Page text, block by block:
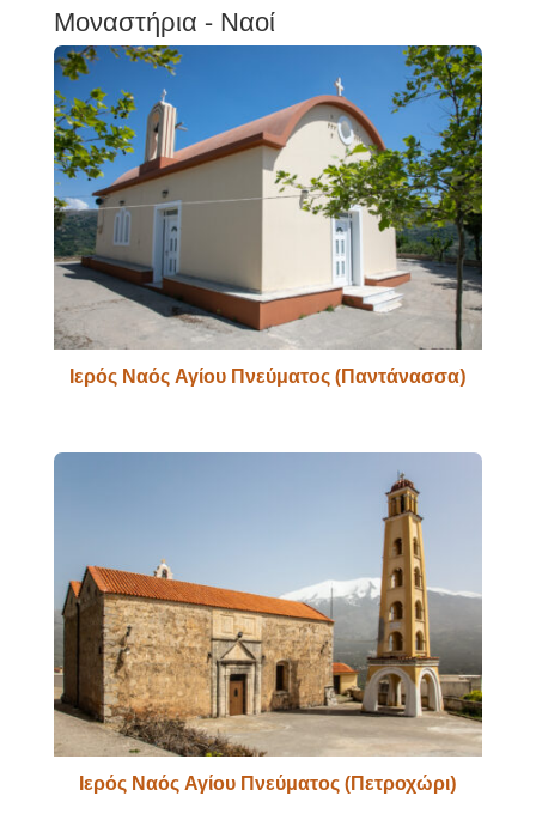
Μοναστήρια - Ναοί
Ιερός Ναός Αγίου Πνεύματος (Παντάνασσα)
Ιερός Ναός Αγίου Πνεύματος (Πετροχώρι)